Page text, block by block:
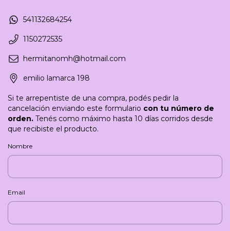
541132684254
1150272535
hermitanomh@hotmail.com
emilio lamarca 198
Si te arrepentiste de una compra, podés pedir la
cancelación enviando este formulario con tu número de
orden. Tenés como máximo hasta 10 días corridos desde
que recibiste el producto.
Nombre
Email